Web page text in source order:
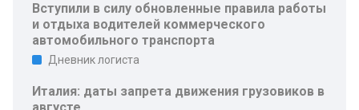
Вступили в силу обновленные правила работы
и отдыха водителей коммерческого
автомобильного транспорта
Дневник логиста
Италия: даты запрета движения грузовиков в